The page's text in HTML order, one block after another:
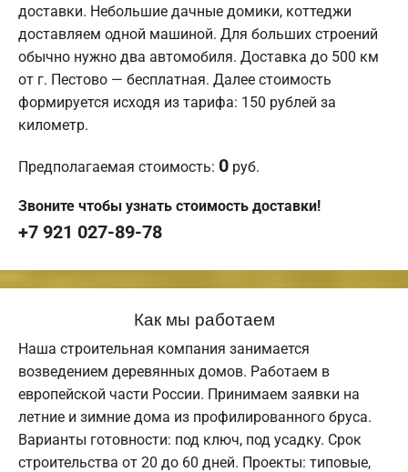
доставки. Небольшие дачные домики, коттеджи
доставляем одной машиной. Для больших строений
обычно нужно два автомобиля. Доставка до 500 км
от г. Пестово — бесплатная. Далее стоимость
формируется исходя из тарифа: 150 рублей за
километр.
Предполагаемая стоимость: 0 руб.
Звоните чтобы узнать стоимость доставки!
+7 921 027-89-78
Как мы работаем
Наша строительная компания занимается
возведением деревянных домов. Работаем в
европейской части России. Принимаем заявки на
летние и зимние дома из профилированного бруса.
Варианты готовности: под ключ, под усадку. Срок
строительства от 20 до 60 дней. Проекты: типовые,